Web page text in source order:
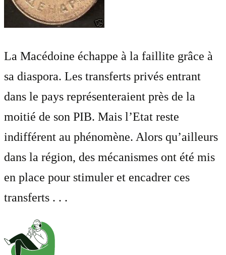
La Macédoine échappe à la faillite grâce à
sa diaspora. Les transferts privés entrant
dans le pays représenteraient près de la
moitié de son PIB. Mais l’Etat reste
indifférent au phénomène. Alors qu’ailleurs
dans la région, des mécanismes ont été mis
en place pour stimuler et encadrer ces
transferts . . .